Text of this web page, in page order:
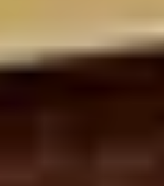
einem Betrieb Kunden
Mitarbeiter. Wie unsere
zeigen dieKundenstimmen.